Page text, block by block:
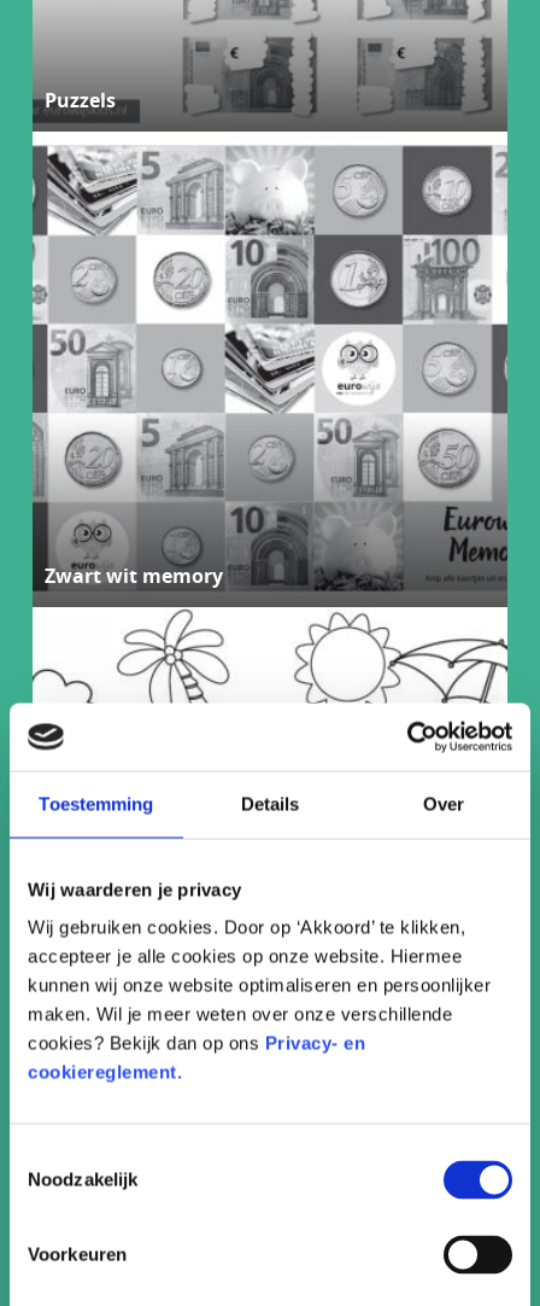
Toestemming Details Over
Wij waarderen je privacy
Wij gebruiken cookies. Door op ‘Akkoord’ te klikken,
accepteer je alle cookies op onze website. Hiermee
kunnen wij onze website optimaliseren en persoonlijker
maken. Wil je meer weten over onze verschillende
cookies? Bekijk dan op ons Privacy- en
cookiereglement.
Noodzakelijk
Voorkeuren
Puzzels
Zwart wit memory
Kleurplaat zomer